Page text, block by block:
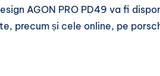
AGON PRO PD49 va fi
precum și cele online, pe